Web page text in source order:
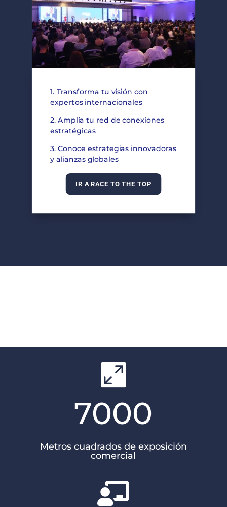
1. Transforma tu visión con
expertos internacionales
2. Amplía tu red de conexiones
estratégicas
3. Conoce estrategias innovadoras
y alianzas globales
IR A RACE TO THE TOP

7000
Metros cuadrados de exposición
comercial
